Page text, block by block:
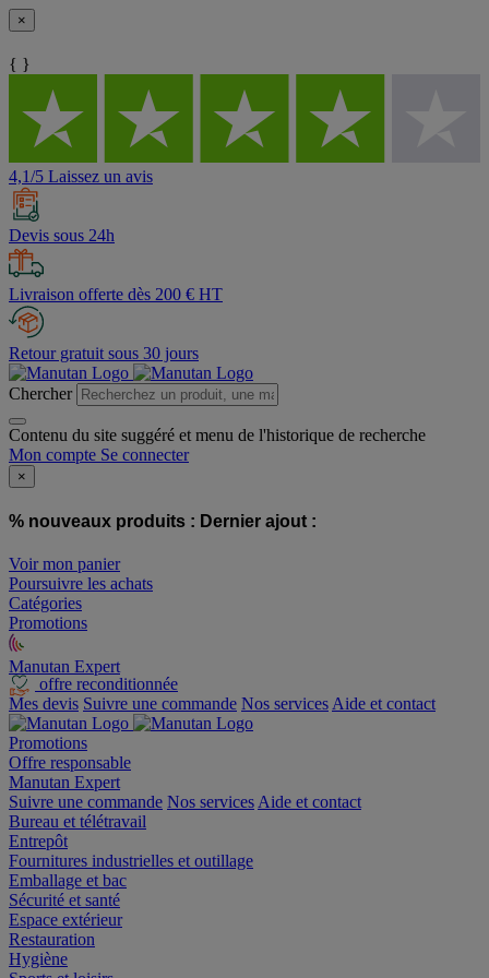
×
{ }
4,1/5 Laissez un avis
Devis sous 24h
Livraison offerte dès 200 € HT
Retour gratuit sous 30 jours
Chercher
Contenu du site suggéré et menu de l'historique de recherche
Mon compte Se connecter
×
% nouveaux produits : Dernier ajout :
Voir mon panier
Poursuivre les achats
Catégories
Promotions
Manutan Expert
offre reconditionnée
Mes devis Suivre une commande Nos services Aide et contact
Promotions
Offre responsable
Manutan Expert
Suivre une commande Nos services Aide et contact
Bureau et télétravail
Entrepôt
Fournitures industrielles et outillage
Emballage et bac
Sécurité et santé
Espace extérieur
Restauration
Hygiène